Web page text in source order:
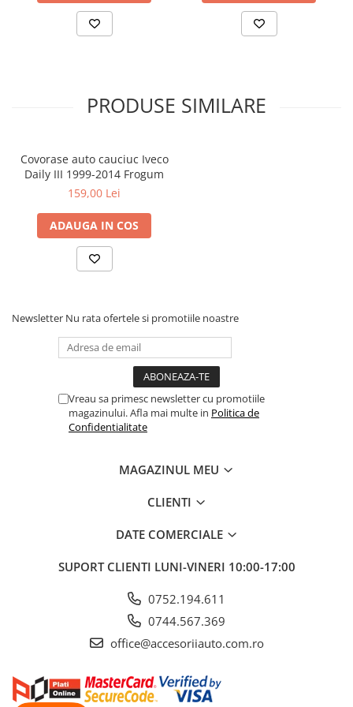
Covorase MINI
Covorase NISSAN
Covorase PORSCHE
Covorase SEAT
Covorase SKODA
Covorase SsangYong
Covorase SUZUKI
Covorase TOYOTA
Tavite Portbagaj
ELECTRICE AUTO
Adaptoare Bricheta Auto
Antene Auto
Banda izolatoare
Cabluri Alimentare Date Telefon
Incarcatoare Auto
Papuci / Conectori Electrici
Redresoare Auto
Roboti Pornire Auto
Sigurante Auto
PRODUSE SIMILARE
Covorase auto cauciuc Iveco
Daily III 1999-2014 Frogum
159,00 Lei
ADAUGA IN COS
Newsletter Nu rata ofertele si promotiile noastre
Vreau sa primesc newsletter cu promotiile
magazinului. Afla mai multe in Politica de
Confidentialitate
MAGAZINUL MEU
CLIENTI
DATE COMERCIALE
SUPORT CLIENTI LUNI-VINERI 10:00-17:00
0752.194.611
0744.567.369
office@accesoriiauto.com.ro